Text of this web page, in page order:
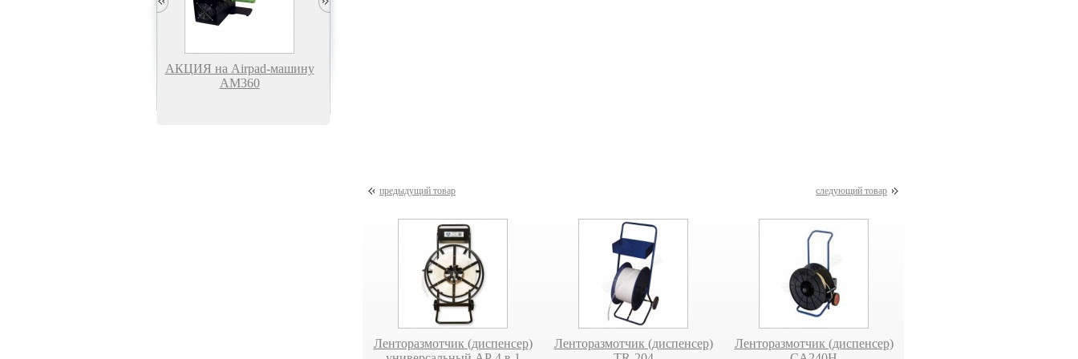
АКЦИЯ на Airpad-машину
АМ360
предыдущий товар следующий товар
Ленторазмотчик (диспенсер)
Ленторазмотчик (диспенсер)
Ленторазмотчик (диспенсер)